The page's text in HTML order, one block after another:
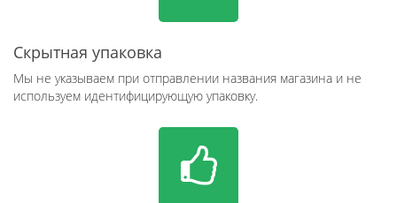
Скрытная упаковка
Мы не указываем при отправлении названия магазина и не
используем идентифицирующую упаковку.